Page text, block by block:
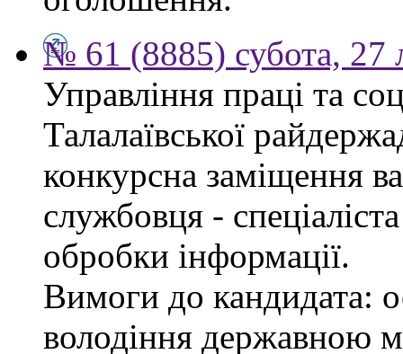
№ 61 (8885) субота, 27
Управління праці та
Талалаївської
конкурсна заміщення
службовця -
обробки інформації.
Вимоги до кандидата:
володіння державною